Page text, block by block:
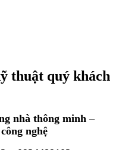
thuật quý khách
nhà thông minh –
nghệ